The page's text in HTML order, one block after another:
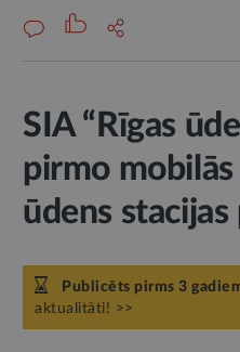
SIA “Rīgas
pirmo
ūdens
Publicēts pirms 3
aktualitāti! >>